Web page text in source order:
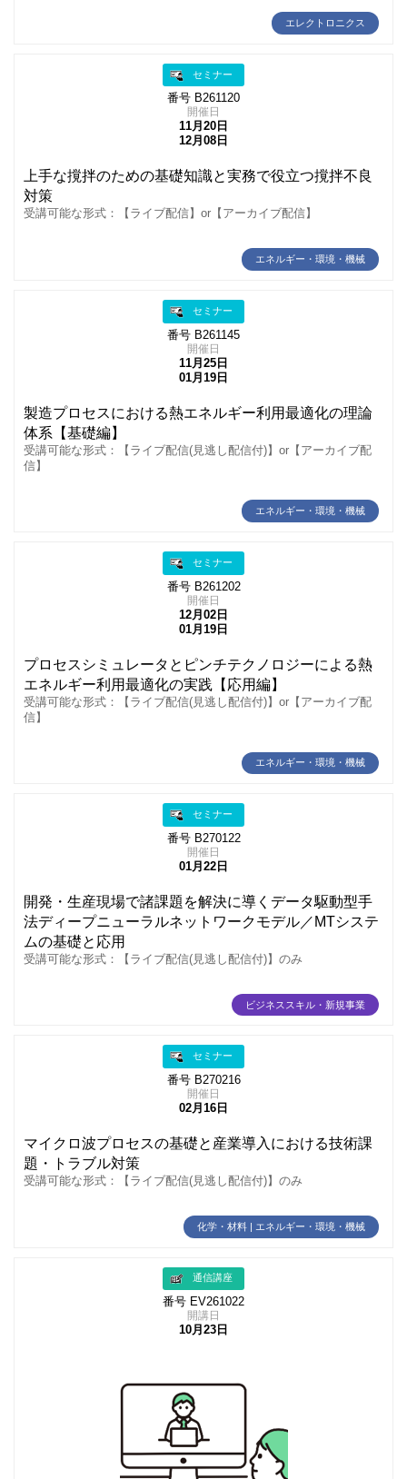
エレクトロニクス
セミナー
番号 B261120
開催日
11月20日
12月08日
上手な撹拌のための基礎知識と実務で役立つ撹拌不良
対策
受講可能な形式：【ライブ配信】or【アーカイブ配信】
エネルギー・環境・機械
セミナー
番号 B261145
開催日
11月25日
01月19日
製造プロセスにおける熱エネルギー利用最適化の理論
体系【基礎編】
受講可能な形式：【ライブ配信(見逃し配信付)】or【アーカイブ配
信】
エネルギー・環境・機械
セミナー
番号 B261202
開催日
12月02日
01月19日
プロセスシミュレータとピンチテクノロジーによる熱
エネルギー利用最適化の実践【応用編】
受講可能な形式：【ライブ配信(見逃し配信付)】or【アーカイブ配
信】
エネルギー・環境・機械
セミナー
番号 B270122
開催日
01月22日
開発・生産現場で諸課題を解決に導くデータ駆動型手
法ディープニューラルネットワークモデル／MTシステ
ムの基礎と応用
受講可能な形式：【ライブ配信(見逃し配信付)】のみ
ビジネススキル・新規事業
セミナー
番号 B270216
開催日
02月16日
マイクロ波プロセスの基礎と産業導入における技術課
題・トラブル対策
受講可能な形式：【ライブ配信(見逃し配信付)】のみ
化学・材料 | エネルギー・環境・機械
通信講座
番号 EV261022
開講日
10月23日